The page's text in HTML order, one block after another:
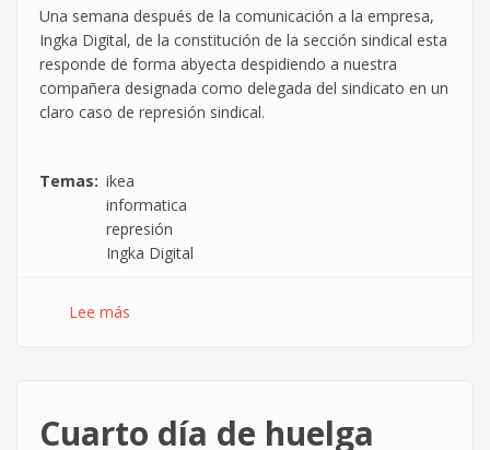
Una semana después de la comunicación a la empresa,
Ingka Digital, de la constitución de la sección sindical esta
responde de forma abyecta despidiendo a nuestra
compañera designada como delegada del sindicato en un
claro caso de represión sindical.
Temas
ikea
informatica
represión
Ingka Digital
Lee más
informática
Cuarto día de huelga